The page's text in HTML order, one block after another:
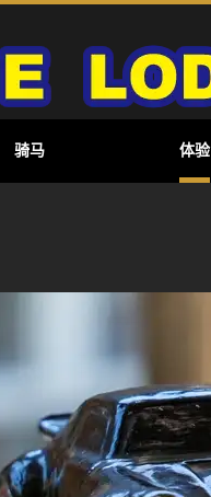
骑马 体验